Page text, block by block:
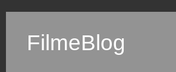
FilmeBlog